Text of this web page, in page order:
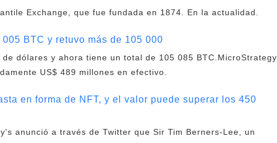
Exchange, que fue fundada en 1874. En la actualidad.
BTC y retuvo más de 105 000
dólares y ahora tiene un total de 105 085 BTC.MicroStrategy
US$ 489 millones en efectivo.
en forma de NFT, y el valor puede superar los 450
anunció a través de Twitter que Sir Tim Berners-Lee, un